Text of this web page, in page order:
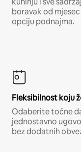
boravak od mjesec
opciju podnajma.
Fleksibilnost koju
Odaberite točne
jednostavno
bez dodatnih